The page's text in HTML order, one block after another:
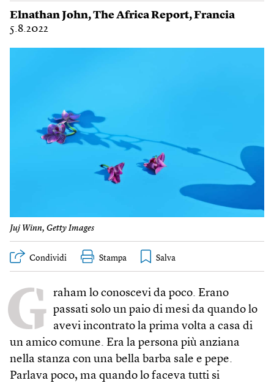
Elnathan John,The Africa Report,Francia
5.8.2022
Juj Winn, Getty Images
Condividi Stampa
G raham lo conoscevi da poco. Erano
passati solo un paio di mesi da quando lo
avevi incontrato la prima volta a casa di
un amico comune. Era la persona più anziana
nella stanza con una bella barba sale e pepe.
Parlava poco, ma quando lo faceva tutti si